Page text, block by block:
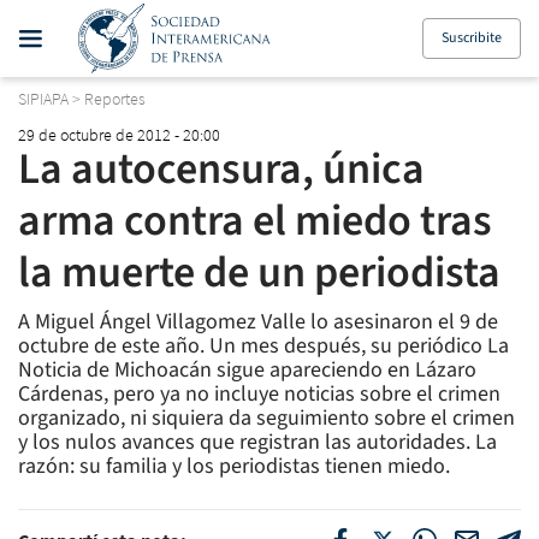
Suscribite
SIPIAPA> Reportes
29 de octubre de 2012 - 20:00
La autocensura, única
arma contra el miedo tras
la muerte de un periodista
A Miguel Ángel Villagomez Valle lo asesinaron el 9 de
octubre de este año. Un mes después, su periódico La
Noticia de Michoacán sigue apareciendo en Lázaro
Cárdenas, pero ya no incluye noticias sobre el crimen
organizado, ni siquiera da seguimiento sobre el crimen
y los nulos avances que registran las autoridades. La
razón: su familia y los periodistas tienen miedo.